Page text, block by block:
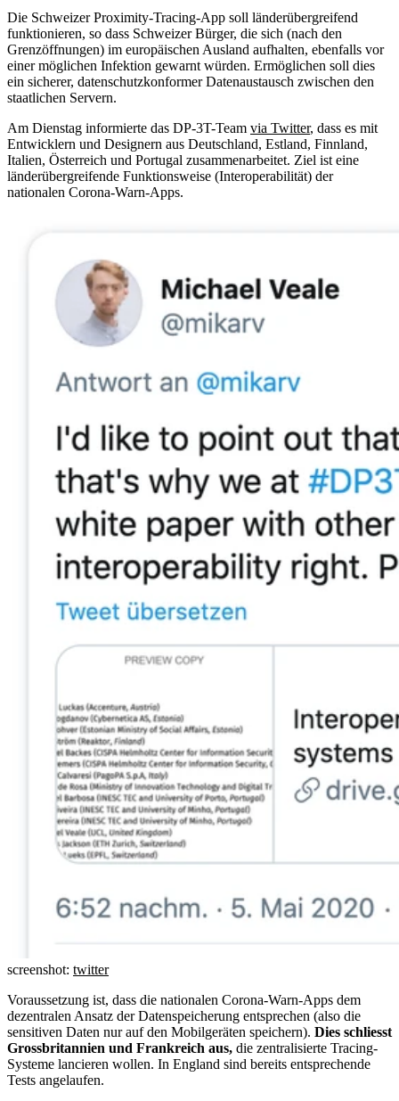
Die Schweizer Proximity-Tracing-App soll länderübergreifend
funktionieren, so dass Schweizer Bürger, die sich (nach den
Grenzöffnungen) im europäischen Ausland aufhalten, ebenfalls vor
einer möglichen Infektion gewarnt würden. Ermöglichen soll dies
ein sicherer, datenschutzkonformer Datenaustausch zwischen den
staatlichen Servern.
Am Dienstag informierte das DP-3T-Team via Twitter, dass es mit
Entwicklern und Designern aus Deutschland, Estland, Finnland,
Italien, Österreich und Portugal zusammenarbeitet. Ziel ist eine
länderübergreifende Funktionsweise (Interoperabilität) der
nationalen Corona-Warn-Apps.
screenshot: twitter
Voraussetzung ist, dass die nationalen Corona-Warn-Apps dem
dezentralen Ansatz der Datenspeicherung entsprechen (also die
sensitiven Daten nur auf den Mobilgeräten speichern). Dies schliesst
Grossbritannien und Frankreich aus, die zentralisierte Tracing-
Systeme lancieren wollen. In England sind bereits entsprechende
Tests angelaufen.